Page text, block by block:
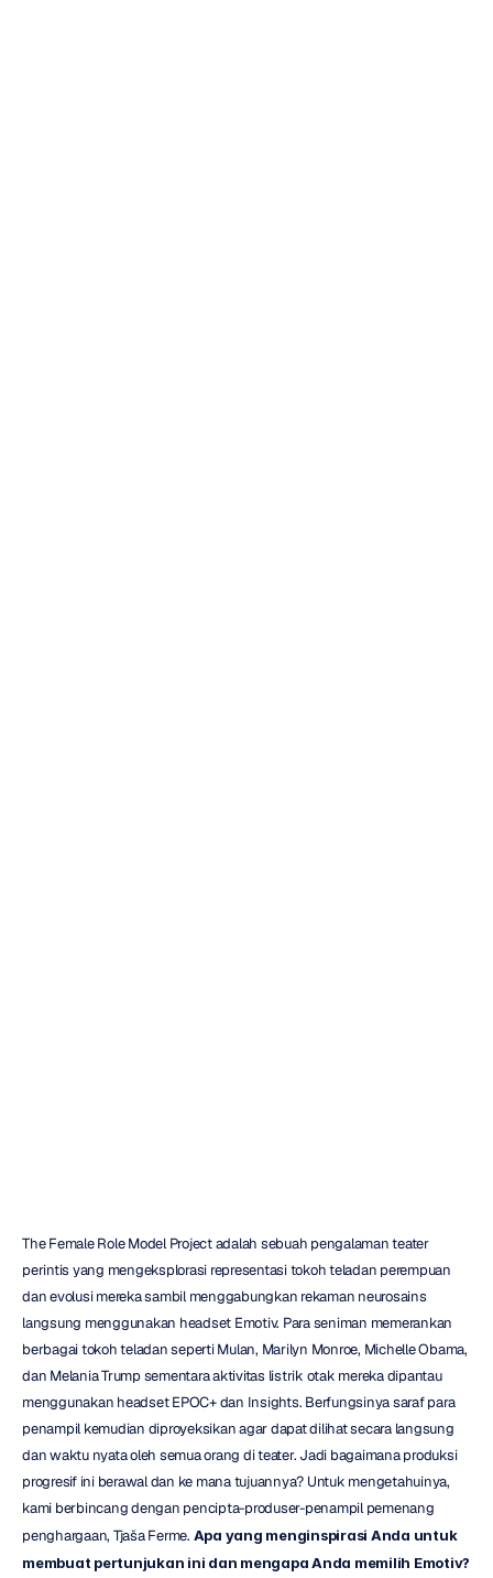
The Female Role Model Project adalah sebuah pengalaman teater
perintis yang mengeksplorasi representasi tokoh teladan perempuan
dan evolusi mereka sambil menggabungkan rekaman neurosains
langsung menggunakan headset Emotiv. Para seniman memerankan
berbagai tokoh teladan seperti Mulan, Marilyn Monroe, Michelle Obama,
dan Melania Trump sementara aktivitas listrik otak mereka dipantau
menggunakan headset EPOC+ dan Insights. Berfungsinya saraf para
penampil kemudian diproyeksikan agar dapat dilihat secara langsung
dan waktu nyata oleh semua orang di teater. Jadi bagaimana produksi
progresif ini berawal dan ke mana tujuannya? Untuk mengetahuinya,
kami berbincang dengan pencipta-produser-penampil pemenang
penghargaan, Tjaša Ferme. Apa yang menginspirasi Anda untuk